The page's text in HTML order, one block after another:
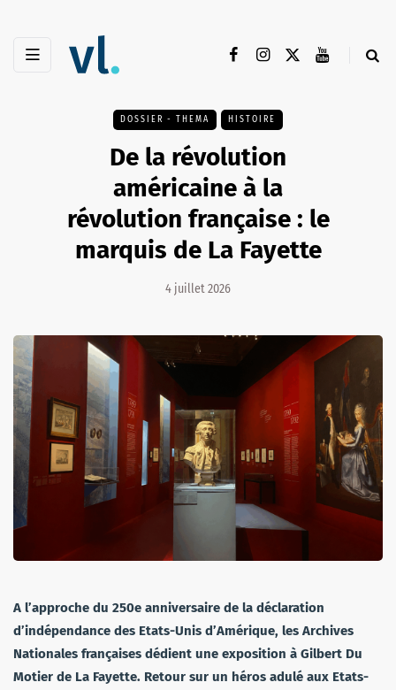
DOSSIER - THEMA HISTOIRE
De la révolution
américaine à la
révolution française : le
marquis de La Fayette
4 juillet 2026
A l’approche du 250e anniversaire de la déclaration
d’indépendance des Etats-Unis d’Amérique, les Archives
Nationales françaises dédient une exposition à Gilbert Du
Motier de La Fayette. Retour sur un héros adulé aux Etats-